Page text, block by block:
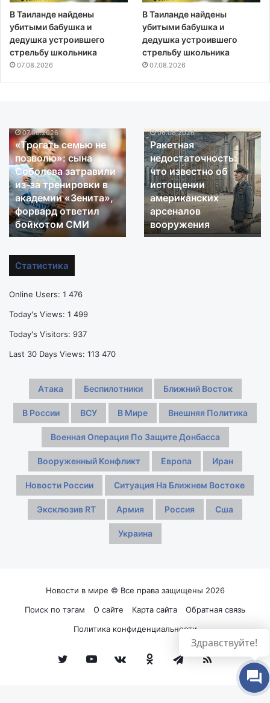
В Таиланде найдены
убитыми бабушка и
дедушка устроившего
стрельбу школьника
07.08.2026
В Таиланде найдены
убитыми бабушка и
дедушка устроившего
стрельбу школьника
07.08.2026
«Трогать
семью
не
позволю»:
сына
Соболева
затравили
из-
за
форвард
ответил
СМИ
07.08.2026
«Трогать семью не
позволю»: сына
Соболева затравили
из-за тренировки в
академии «Зенита»,
форвард ответил
бойкотом СМИ
Ракетная
недостаточность:
что
известно
об
истощении
американских
арсеналов
вооружения
06.08.2026
Ракетная
недостаточность:
что известно об
истощении
американских
арсеналов
вооружения
Статистика
Online Users: 1 476
Today's Views: 1 499
Today's Visitors: 937
Last 30 Days Views: 113 470
Атака Беспилотники Ближний Восток
В России ВСУ В Мире Внешняя Политика
Военная Операция По Защите Донбасса
Вооруженный Конфликт Европа Иран
Новости России Ситуация На Ближнем Востоке
Эксклюзив RT Армия Россия Сша
Украина
Новости в мире © Все права защищены 2026
Поиск по тэгам
О сайте Карта сайта
Обратная связь
Политика конфиденциальности
TwitterYouTubevk.comОдноклассники
Telegram
RSS
Здравствуйте!